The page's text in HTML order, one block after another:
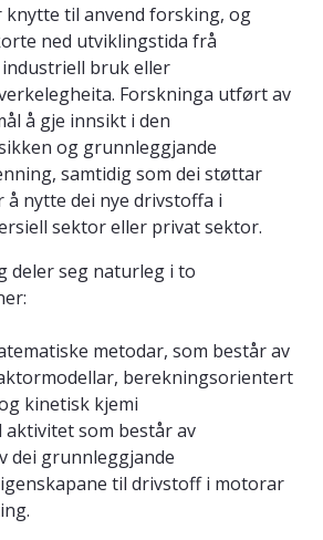
til anvend forsking, og
ned utviklingstida frå
bruk eller
Forskninga utført av
å gje innsikt i den
og grunnleggjande
samtidig som dei støttar
nytte dei nye drivstoffa i
sektor eller privat sektor.
deler seg naturleg i to
metodar, som består av
berekningsorientert
kinetisk kjemi
aktivitet som består av
dei grunnleggjande
til drivstoff i motorar